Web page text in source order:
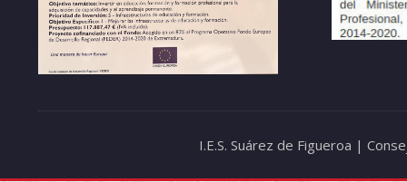
I.E.S. Suárez de Figueroa |